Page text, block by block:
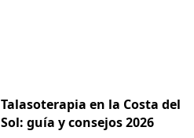
Talasoterapia en la Costa del
Sol: guía y consejos 2026